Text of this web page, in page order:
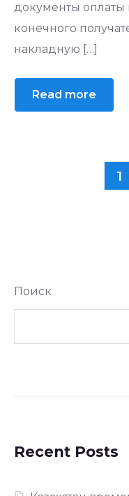
документы оплаты
конечного
накладную […]
Read more
1
Поиск
Recent Posts